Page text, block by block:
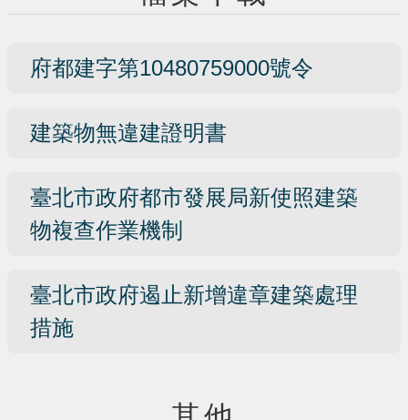
府都建字第10480759000號令
建築物無違建證明書
臺北市政府都市發展局新使照建築
物複查作業機制
臺北市政府遏止新增違章建築處理
措施